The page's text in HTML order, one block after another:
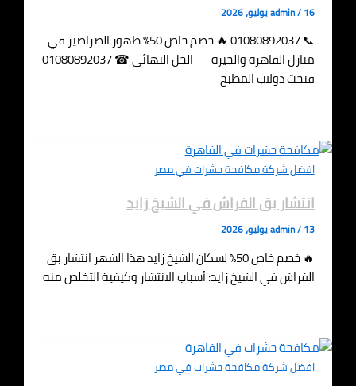
admin/16 يوليو، 2026
📞 01080892037 🔥 خصم خاص 50% ظهور الصراصير في
منازل القاهرة والجيزة — الحل النهائي ☎ 01080892037
فتحت دولاب المطبخ
افضل شركة مكافحة حشرات في مصر
انتشار بق الفراش في الشيخ زايد
admin/13 يوليو، 2026
🔥 خصم خاص 50% لسكان الشيخ زايد هذا الشهر انتشار بق
الفراش في الشيخ زايد: أسباب الانتشار وكيفية التخلص منه
افضل شركة مكافحة حشرات في مصر